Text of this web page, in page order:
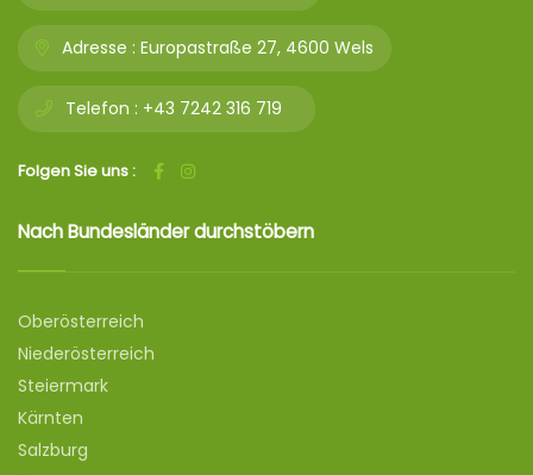
Adresse : Europastraße 27, 4600 Wels
Telefon : +43 7242 316 719
Folgen Sie uns :
Nach Bundesländer durchstöbern
Oberösterreich
Niederösterreich
Steiermark
Kärnten
Salzburg